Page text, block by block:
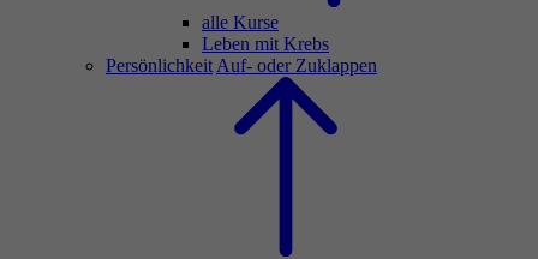
alle Kurse
Leben mit Krebs
Persönlichkeit Auf- oder Zuklappen